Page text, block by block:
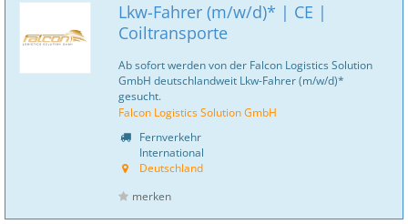
Lkw-Fahrer (m/w/d)* | CE |
Coiltransporte
Ab sofort werden von der Falcon Logistics Solution
GmbH deutschlandweit Lkw-Fahrer (m/w/d)*
gesucht.
Falcon Logistics Solution GmbH
Fernverkehr
International
Deutschland
merken